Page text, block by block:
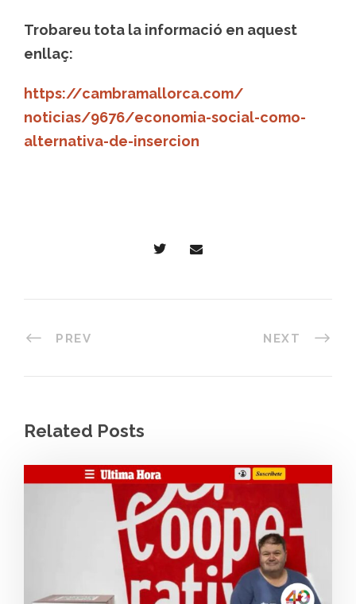
Trobareu tota la informació en aquest
enllaç:
https://cambramallorca.com/
noticias/9676/economia-social-como-
alternativa-de-insercion
PREV NEXT
Related Posts